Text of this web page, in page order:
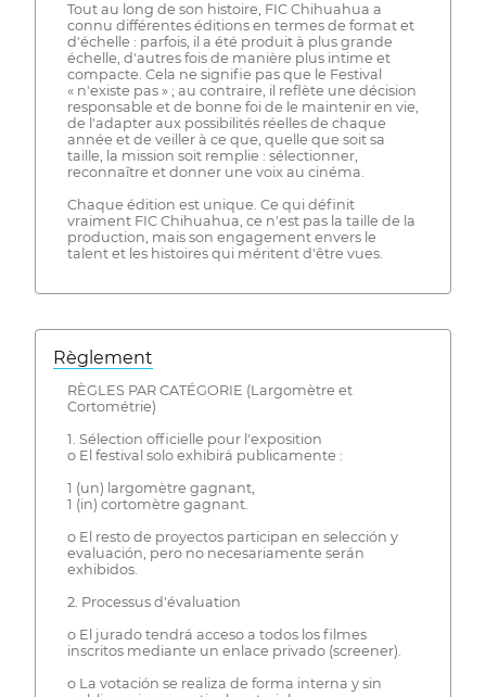
Tout au long de son histoire, FIC Chihuahua a
connu différentes éditions en termes de format et
d'échelle : parfois, il a été produit à plus grande
échelle, d'autres fois de manière plus intime et
compacte. Cela ne signifie pas que le Festival
« n'existe pas » ; au contraire, il reflète une décision
responsable et de bonne foi de le maintenir en vie,
de l'adapter aux possibilités réelles de chaque
année et de veiller à ce que, quelle que soit sa
taille, la mission soit remplie : sélectionner,
reconnaître et donner une voix au cinéma.
Chaque édition est unique. Ce qui définit
vraiment FIC Chihuahua, ce n'est pas la taille de la
production, mais son engagement envers le
talent et les histoires qui méritent d'être vues.
Règlement
RÈGLES PAR CATÉGORIE (Largomètre et
Cortométrie)
1. Sélection officielle pour l'exposition
o El festival solo exhibirá publicamente :
1 (un) largomètre gagnant,
1 (in) cortomètre gagnant.
o El resto de proyectos participan en selección y
evaluación, pero no necesariamente serán
exhibidos.
2. Processus d'évaluation
o El jurado tendrá acceso a todos los filmes
inscritos mediante un enlace privado (screener).
o La votación se realiza de forma interna y sin